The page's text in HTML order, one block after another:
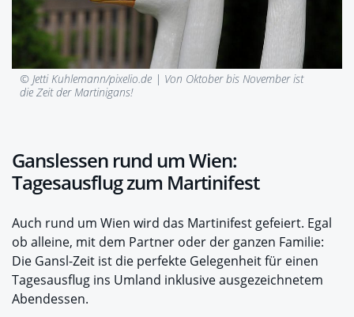
© Jetti Kuhlemann/pixelio.de | Von Oktober bis November ist
die Zeit der Martinigans!
Ganslessen rund um Wien:
Tagesausflug zum Martinifest
Auch rund um Wien wird das Martinifest gefeiert. Egal
ob alleine, mit dem Partner oder der ganzen Familie:
Die Gansl-Zeit ist die perfekte Gelegenheit für einen
Tagesausflug ins Umland inklusive ausgezeichnetem
Abendessen.